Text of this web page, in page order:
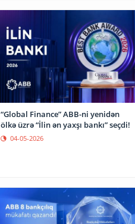
“Global Finance” ABB-ni yenidən
ölkə üzrə “İlin ən yaxşı bankı” seçdi!
04-05-2026